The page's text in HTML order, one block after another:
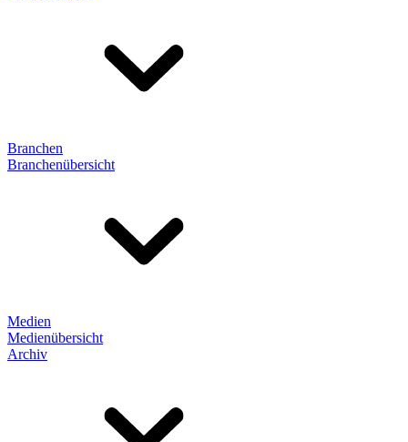
Branchen
Branchenübersicht
Medien
Medienübersicht
Archiv